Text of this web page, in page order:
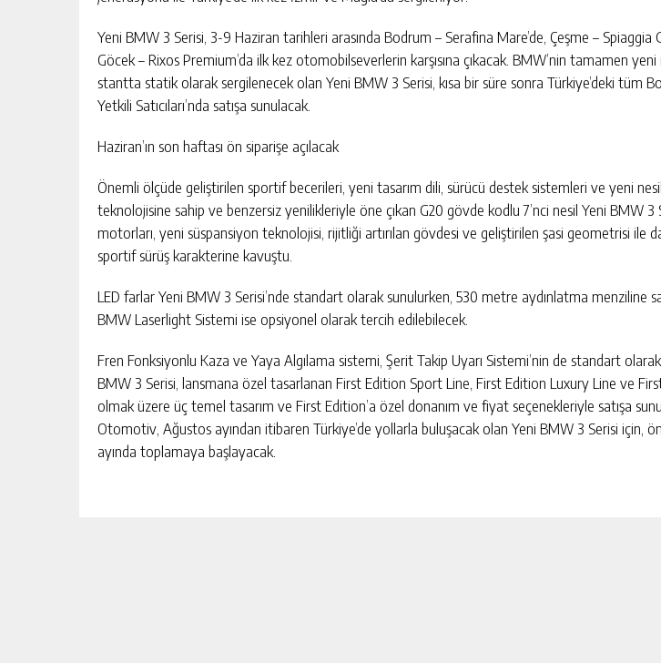
Yeni BMW 3 Serisi, 3-9 Haziran tarihleri arasında Bodrum – Serafina Mare’de, Çeşme – Spiaggia
Göcek – Rixos Premium’da ilk kez otomobilseverlerin karşısına çıkacak. BMW’nin tamamen
stantta statik olarak sergilenecek olan Yeni BMW 3 Serisi, kısa bir süre sonra Türkiye’deki tüm
Yetkili Satıcıları’nda satışa sunulacak.
Haziran’ın son haftası ön siparişe açılacak
Önemli ölçüde geliştirilen sportif becerileri, yeni tasarım dili, sürücü destek sistemleri ve yeni
teknolojisine sahip ve benzersiz yenilikleriyle öne çıkan G20 gövde kodlu 7’nci nesil Yeni BMW 3
motorları, yeni süspansiyon teknolojisi, rijitliği artırılan gövdesi ve geliştirilen şasi geometrisi ile
sportif sürüş karakterine kavuştu.
LED farlar Yeni BMW 3 Serisi’nde standart olarak sunulurken, 530 metre aydınlatma menziline
BMW Laserlight Sistemi ise opsiyonel olarak tercih edilebilecek.
Fren Fonksiyonlu Kaza ve Yaya Algılama sistemi, Şerit Takip Uyarı Sistemi’nin de standart
BMW 3 Serisi, lansmana özel tasarlanan First Edition Sport Line, First Edition Luxury Line ve
olmak üzere üç temel tasarım ve First Edition’a özel donanım ve fiyat seçenekleriyle satışa
Otomotiv, Ağustos ayından itibaren Türkiye’de yollarla buluşacak olan Yeni BMW 3 Serisi için,
ayında toplamaya başlayacak.